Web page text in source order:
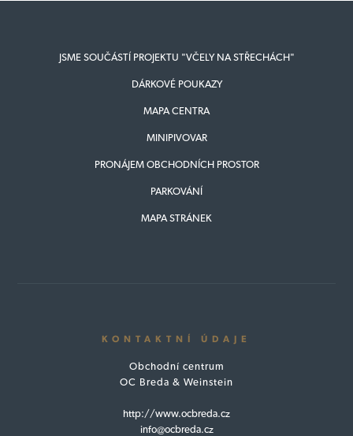
JSME SOUČÁSTÍ PROJEKTU "VČELY NA STŘECHÁCH"
DÁRKOVÉ POUKAZY
MAPA CENTRA
MINIPIVOVAR
PRONÁJEM OBCHODNÍCH PROSTOR
PARKOVÁNÍ
MAPA STRÁNEK
KONTAKTNÍ ÚDAJE
Obchodní centrum
OC Breda & Weinstein
http://www.ocbreda.cz
info@ocbreda.cz